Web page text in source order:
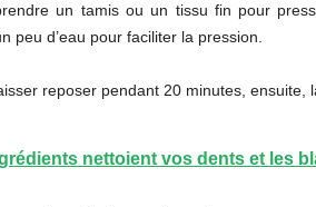
un tamis ou un tissu fin pour
peu d’eau pour faciliter la pression.
reposer pendant 20 minutes, ensuite,
nettoient vos dents et les